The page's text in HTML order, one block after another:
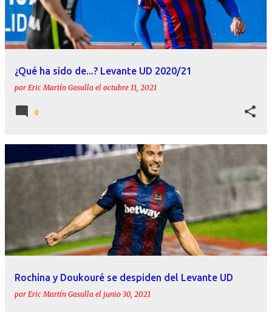
a
d
¿Qué ha sido de...? Levante UD 2020/21
por Eric Martín Gasulla el octubre 11, 2021
0
Rochina y Doukouré se despiden del Levante UD
por Eric Martín Gasulla el junio 30, 2021